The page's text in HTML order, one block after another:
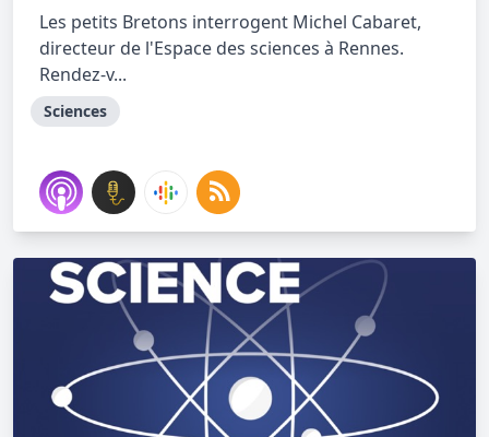
Les petits Bretons interrogent Michel Cabaret,
directeur de l'Espace des sciences à Rennes.
Rendez-v...
Sciences